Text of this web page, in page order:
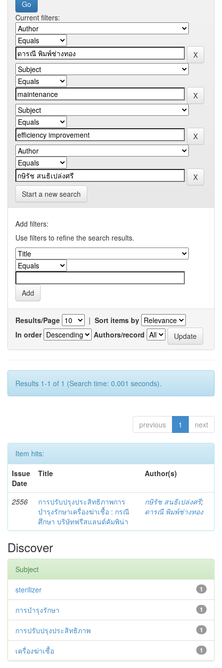
Current filters:
Start a new search
Add filters:
Use filters to refine the search results.
Results/Page | Sort items by
In order
Authors/record
Results 1-1 of 1 (Search time: 0.001 seconds).
previous 1 next
Item hits:
Issue
Date
Title Author(s)
2556
การปรับปรุงประสิทธิภาพการ
บำรุงรักษาเครื่องฆ่าเชื้อ : กรณี
ศึกษา บริษัทฟรีสแลนด์คัมพิน่า
กษิรัช สนธิเปล่งศรี;
ดารณี พิมพ์ช่างทอง
Discover
Subject
1
sterilizer
1
การบำรุงรักษา
1
การปรับปรุงประสิทธิภาพ
1
เครื่องฆ่าเชื้อ